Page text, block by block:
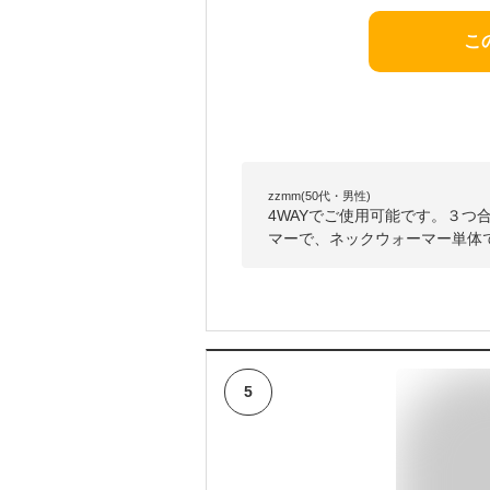
こ
zzmm(50代・男性)
4WAYでご使用可能です。３つ
マーで、ネックウォーマー単体
5